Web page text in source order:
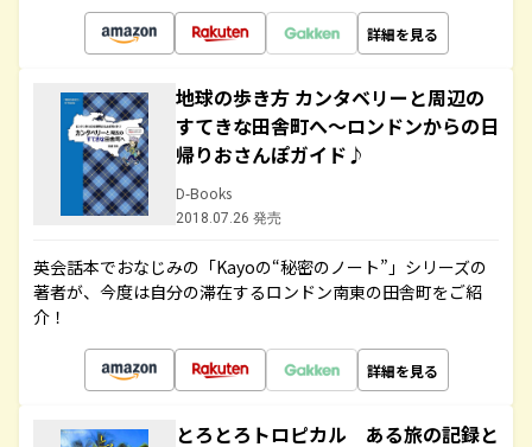
詳細を見る
地球の歩き方 カンタベリーと周辺の
すてきな田舎町へ～ロンドンからの日
帰りおさんぽガイド♪
D-Books
2018.07.26 発売
英会話本でおなじみの「Kayoの“秘密のノート”」シリーズの
著者が、今度は自分の滞在するロンドン南東の田舎町をご紹
介！
詳細を見る
とろとろトロピカル ある旅の記録と